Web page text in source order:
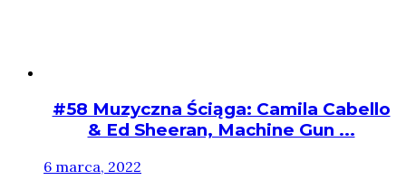
#58 Muzyczna Ściąga: Camila Cabello
& Ed Sheeran, Machine Gun ...
6 marca, 2022